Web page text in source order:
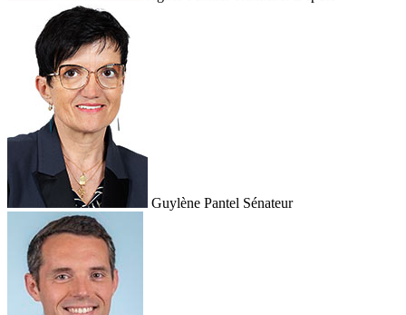
Guylène Pantel Sénateur